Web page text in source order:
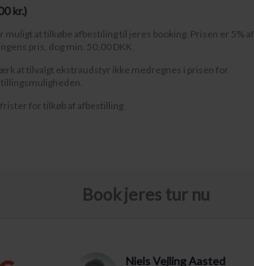
kr.)
muligt at tilkøbe afbestiling til jeres booking. Prisen er 5% af
pris, dog min. 50,00 DKK.
at tilvalgt ekstraudstyr ikke medregnes i prisen for
for tilkøb af afbestilling
Book jeres tur nu
Niels Vejling Aasted